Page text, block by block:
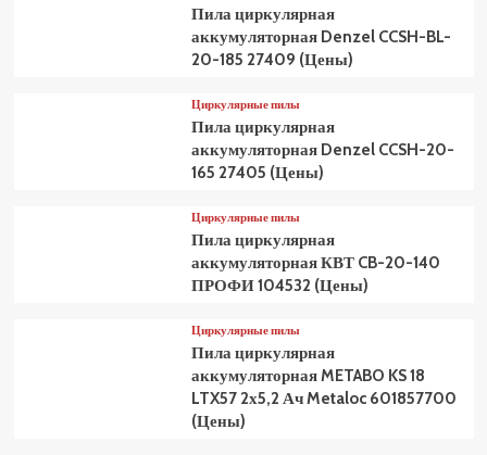
Пила циркулярная
аккумуляторная Denzel CCSH-BL-
20-185 27409 (Цены)
Циркулярные пилы
Пила циркулярная
аккумуляторная Denzel CCSH-20-
165 27405 (Цены)
Циркулярные пилы
Пила циркулярная
аккумуляторная КВТ CB-20-140
ПРОФИ 104532 (Цены)
Циркулярные пилы
Пила циркулярная
аккумуляторная METABO KS 18
LTX57 2х5,2 Ач Metaloc 601857700
(Цены)